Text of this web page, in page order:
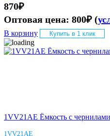
870₽
Оптовая цена: 800₽ (
В корзину Купить в 1 клик
1VV21AE Ёмкость с
1VV21AE